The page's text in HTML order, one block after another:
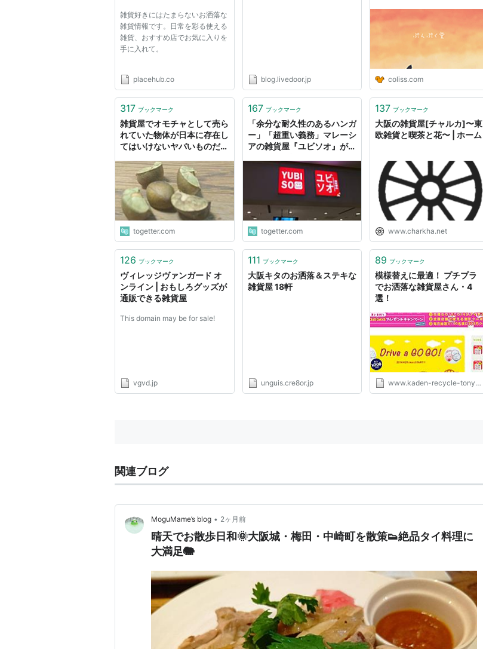
雑貨好きにはたまらないお洒落な
雑貨情報です。日常を彩る使える
雑貨、おすすめ店でお気に入りを
手に入れて。
placehub.co blog.livedoor.jp coliss.com
317 ブックマーク
雑貨屋でオモチャとして売ら
れていた物体が日本に存在し
てはいけないヤバいものだっ
togetter.com
167 ブックマーク
「余分な耐久性のあるハンガ
ー」「超重い義務」マレーシ
アの雑貨屋『ユビソオ』がユ
ちゃまぜにした感あって面白
togetter.com
137 ブックマーク
大阪の雑貨屋[チャルカ]〜東
欧雑貨と喫茶と花〜 | ホーム
www.charkha.net
126 ブックマーク
ヴィレッジヴァンガード オ
ンライン | おもしろグッズが
通販できる雑貨屋
This domain may be for sale!
vgvd.jp
111 ブックマーク
大阪キタのお洒落＆ステキな
雑貨屋 18軒
unguis.cre8or.jp
89 ブックマーク
模様替えに最適！ プチプラ
でお洒落な雑貨屋さん・4
選！
www.kaden-recycle-tonya.com
関連ブログ
MoguMame’s blog • 2ヶ月前
晴天でお散歩日和🌞大阪城・梅田・中崎町を散策👟絶品タイ料理に
大満足🐘